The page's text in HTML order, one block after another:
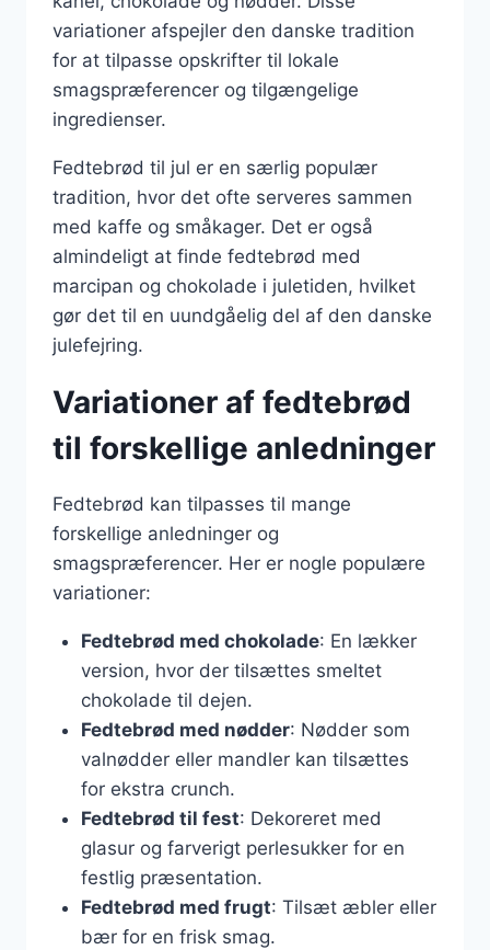
variationer afspejler den danske tradition
for at tilpasse opskrifter til lokale
smagspræferencer og tilgængelige
ingredienser.
Fedtebrød til jul er en særlig populær
tradition, hvor det ofte serveres sammen
med kaffe og småkager. Det er også
almindeligt at finde fedtebrød med
marcipan og chokolade i juletiden, hvilket
gør det til en uundgåelig del af den danske
julefejring.
Variationer af fedtebrød
til forskellige anledninger
Fedtebrød kan tilpasses til mange
forskellige anledninger og
smagspræferencer. Her er nogle populære
variationer:
Fedtebrød med chokolade: En lækker
version, hvor der tilsættes smeltet
chokolade til dejen.
Fedtebrød med nødder: Nødder som
valnødder eller mandler kan tilsættes
for ekstra crunch.
Fedtebrød til fest: Dekoreret med
glasur og farverigt perlesukker for en
festlig præsentation.
Fedtebrød med frugt: Tilsæt æbler eller
bær for en frisk smag.